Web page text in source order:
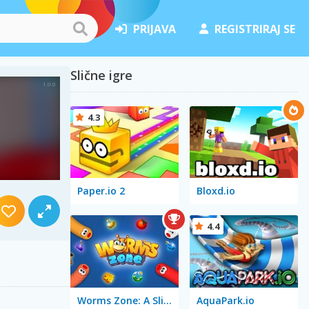
PRIJAVA REGISTRIRAJ SE
Slične igre
Paper.io 2
4.3
Bloxd.io
Worms Zone: A Slithery Snake AquaPark.io
4.4